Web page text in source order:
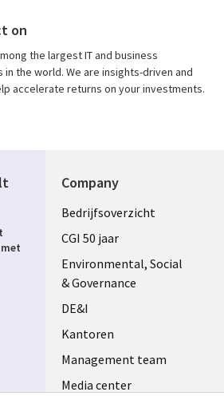
on
the largest IT and business
the world. We are insights-driven and
accelerate returns on your investments.
Company
Useful
links
NETHERLANDS
Bedrijfsoverzicht
CGI 50 jaar
Environmental, Social
& Governance
DE&I
Kantoren
Management team
Media center